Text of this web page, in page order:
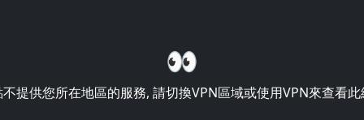
👀
提供您所在地區的服務, 請切換VPN區域或使用VPN來查看